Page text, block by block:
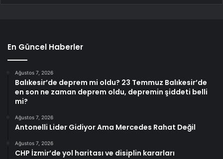
En Güncel Haberler
Ağustos 7, 2026
Balıkesir’de deprem mi oldu? 23 Temmuz Balıkesir’de
en son ne zaman deprem oldu, depremin şiddeti belli
mi?
Ağustos 7, 2026
Antonelli Lider Gidiyor Ama Mercedes Rahat Değil
Ağustos 7, 2026
CHP İzmir’de yol haritası ve disiplin kararları